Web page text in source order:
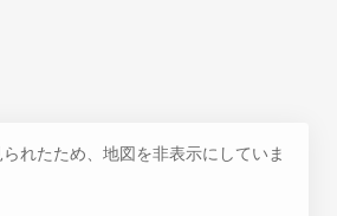
れたため、地図を非表示にしていま